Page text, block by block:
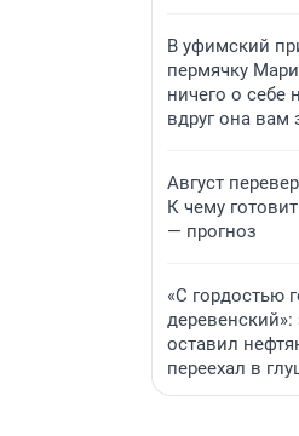
В уфимский
пермячку
ничего о себе
вдруг она вам
Август
К чему
— прогноз
«С гордостью
оставил
переехал в